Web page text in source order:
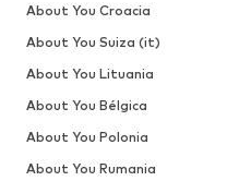
About You Croacia
About You Suiza (it)
About You Lituania
About You Bélgica
About You Polonia
About You Rumania